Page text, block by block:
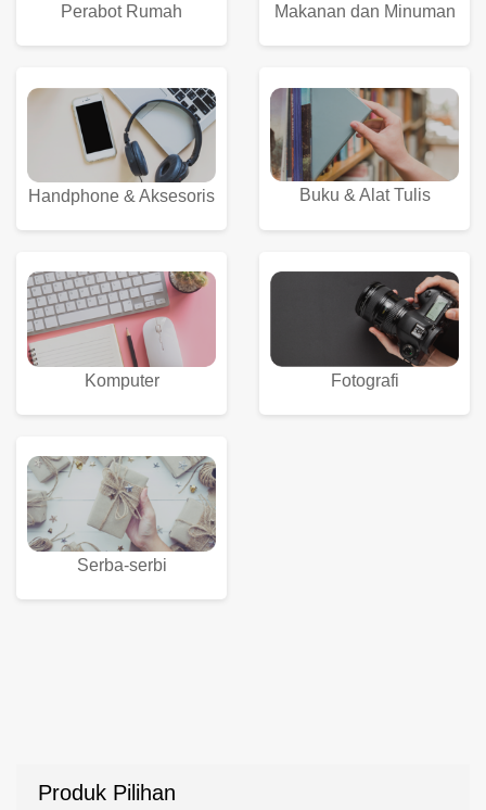
Perabot Rumah Makanan dan Minuman
Handphone & Aksesoris Buku & Alat Tulis
Komputer Fotografi
Serba-serbi
Produk Pilihan